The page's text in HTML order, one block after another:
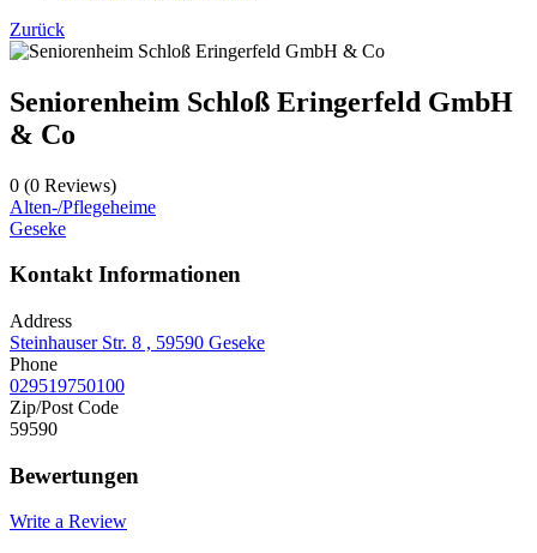
Zurück
Seniorenheim Schloß Eringerfeld GmbH
& Co
0 (0 Reviews)
Alten-/Pflegeheime
Geseke
Kontakt Informationen
Address
Steinhauser Str. 8 , 59590 Geseke
Phone
029519750100
Zip/Post Code
59590
Bewertungen
Write a Review